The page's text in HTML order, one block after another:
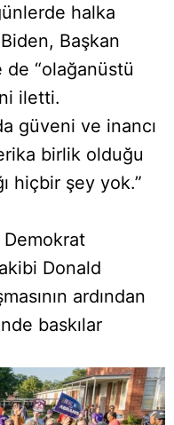
halka
Başkan
de “olağanüstü
iletti.
güveni ve inancı
birlik olduğu
hiçbir şey yok.”
Demokrat
Donald
ardından
baskılar